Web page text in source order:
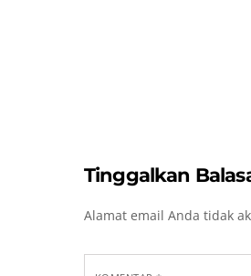
Tinggalkan
Alamat email Anda tidak